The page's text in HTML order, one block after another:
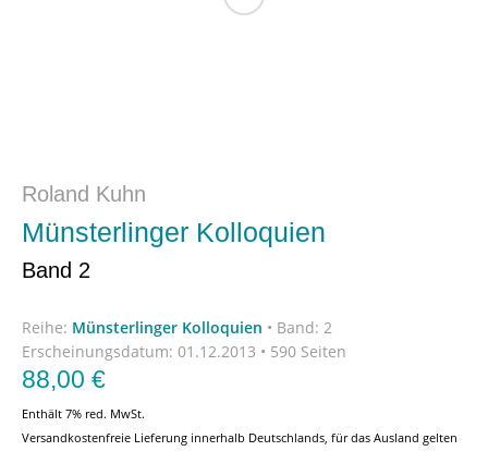
Roland Kuhn
Münsterlinger Kolloquien
Band 2
Reihe: Münsterlinger Kolloquien • Band: 2
Erscheinungsdatum: 01.12.2013 • 590 Seiten
88,00 €
Enthält 7% red. MwSt.
Versandkostenfreie Lieferung innerhalb Deutschlands, für das Ausland gelten